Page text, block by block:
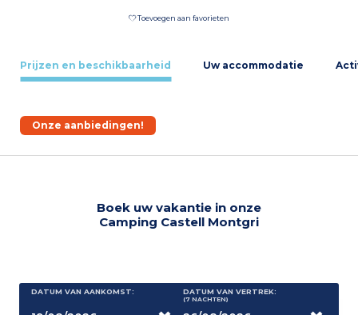
Toevoegen aan favorieten
Prijzen en beschikbaarheid Uw accommodatie
Onze aanbiedingen!
Boek uw vakantie in onze
Camping Castell Montgri
DATUM VAN AANKOMST: DATUM VAN VERTREK:
(7 NACHTEN)